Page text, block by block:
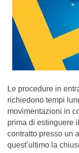
Le procedure in
richiedono tempi
movimentazioni in
prima di estinguere
contratto presso un
quest’ultimo la